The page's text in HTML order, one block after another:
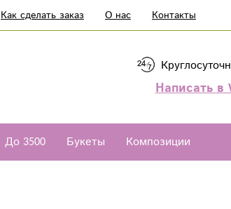
Как сделать заказ О нас Контакты
Написать в
До 3500 Букеты Композиции